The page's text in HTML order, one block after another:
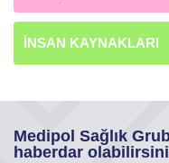
İNSAN KAYNAKLARI
Medipol Sağlık
haberdar